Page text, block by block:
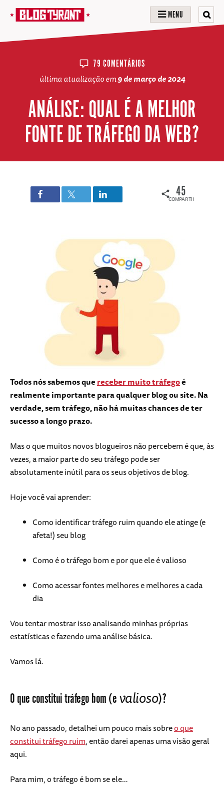
MENU
79 COMENTÁRIOS
última atualização em9 de março de 2024
ANÁLISE: QUAL É A MELHOR
FONTE DE TRÁFEGO DA WEB?
COMPARTILHAMENTOS
45
Todos nós sabemos quereceber muito tráfegoé
realmente importante para qualquer blog ou site. Na
verdade, sem tráfego, não há muitas chances de ter
sucesso a longo prazo.
Mas o que muitos novos blogueiros não percebem é que, às
vezes, a maior parte do seu tráfego pode ser
absolutamente inútil para os seus objetivos de blog.
Hoje você vai aprender:
Como identificar tráfego ruim quando ele atinge (e
afeta!) seu blog
Como é o tráfego bom e por que ele é valioso
Como acessar fontes melhores e melhores a cada
dia
Vou tentar mostrar isso analisando minhas próprias
estatísticas e fazendo uma análise básica.
Vamos lá.
O que constitui tráfego bom (evalioso)?
No ano passado, detalhei um pouco mais sobreo que
constitui tráfego ruim, então darei apenas uma visão geral
aqui.
Para mim, o tráfego é bom se ele…